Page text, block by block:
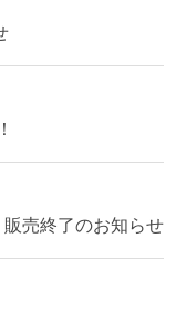
売終了のお知らせ